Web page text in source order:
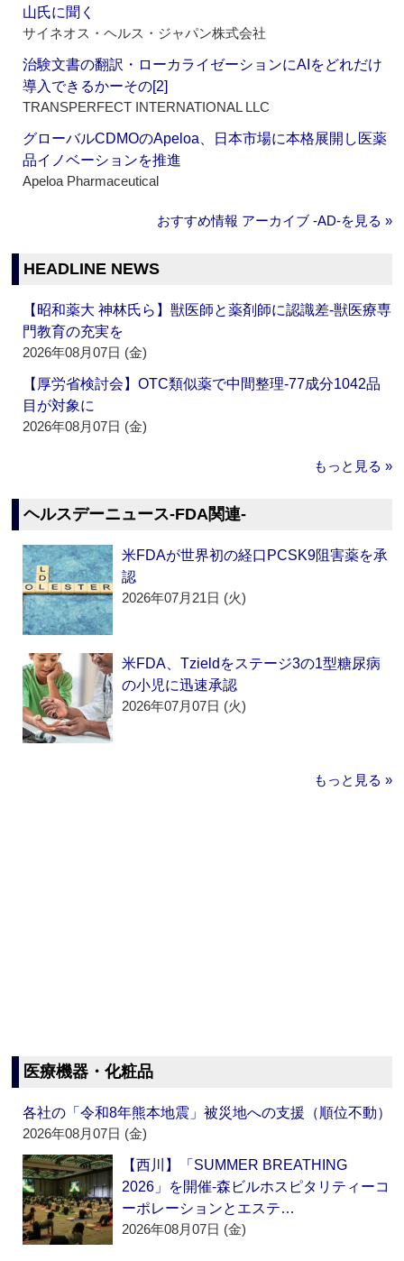
山氏に聞く
サイネオス・ヘルス・ジャパン株式会社
治験文書の翻訳・ローカライゼーションにAIをどれだけ
導入できるかーその[2]
TRANSPERFECT INTERNATIONAL LLC
グローバルCDMOのApeloa、日本市場に本格展開し医薬
品イノベーションを推進
Apeloa Pharmaceutical
おすすめ情報 アーカイブ ‐AD‐を見る »
HEADLINE NEWS
【昭和薬大 神林氏ら】獣医師と薬剤師に認識差‐獣医療専
門教育の充実を
2026年08月07日 (金)
【厚労省検討会】OTC類似薬で中間整理‐77成分1042品
目が対象に
2026年08月07日 (金)
もっと見る »
ヘルスデーニュース‐FDA関連‐
米FDAが世界初の経口PCSK9阻害薬を承
認
2026年07月21日 (火)
米FDA、Tzieldをステージ3の1型糖尿病
の小児に迅速承認
2026年07月07日 (火)
もっと見る »
医療機器・化粧品
各社の「令和8年熊本地震」被災地への支援（順位不動）
2026年08月07日 (金)
【西川】「SUMMER BREATHING
2026」を開催‐森ビルホスピタリティーコ
ーポレーションとエステ…
2026年08月07日 (金)